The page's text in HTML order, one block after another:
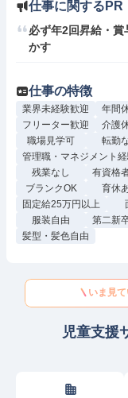
仕事に関するPR
必ず年2回昇給・
かす
仕事の特徴
業界未経験歓迎 年間
フリーター歓迎
介護
職場見学可
転勤
管理職・マネジメント
残業なし
有資格
ブランクOK
育休
固定給25万円以上
服装自由
第二新
髪型・髪色自由
いま見
児童支援